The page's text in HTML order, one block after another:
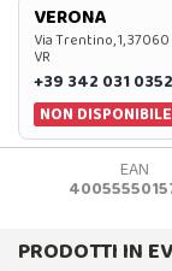
VERONA
Via Trentino, 1,
VR
+39 342 031 0352
NON DISPONIBILE
EAN
PRODOTTI IN